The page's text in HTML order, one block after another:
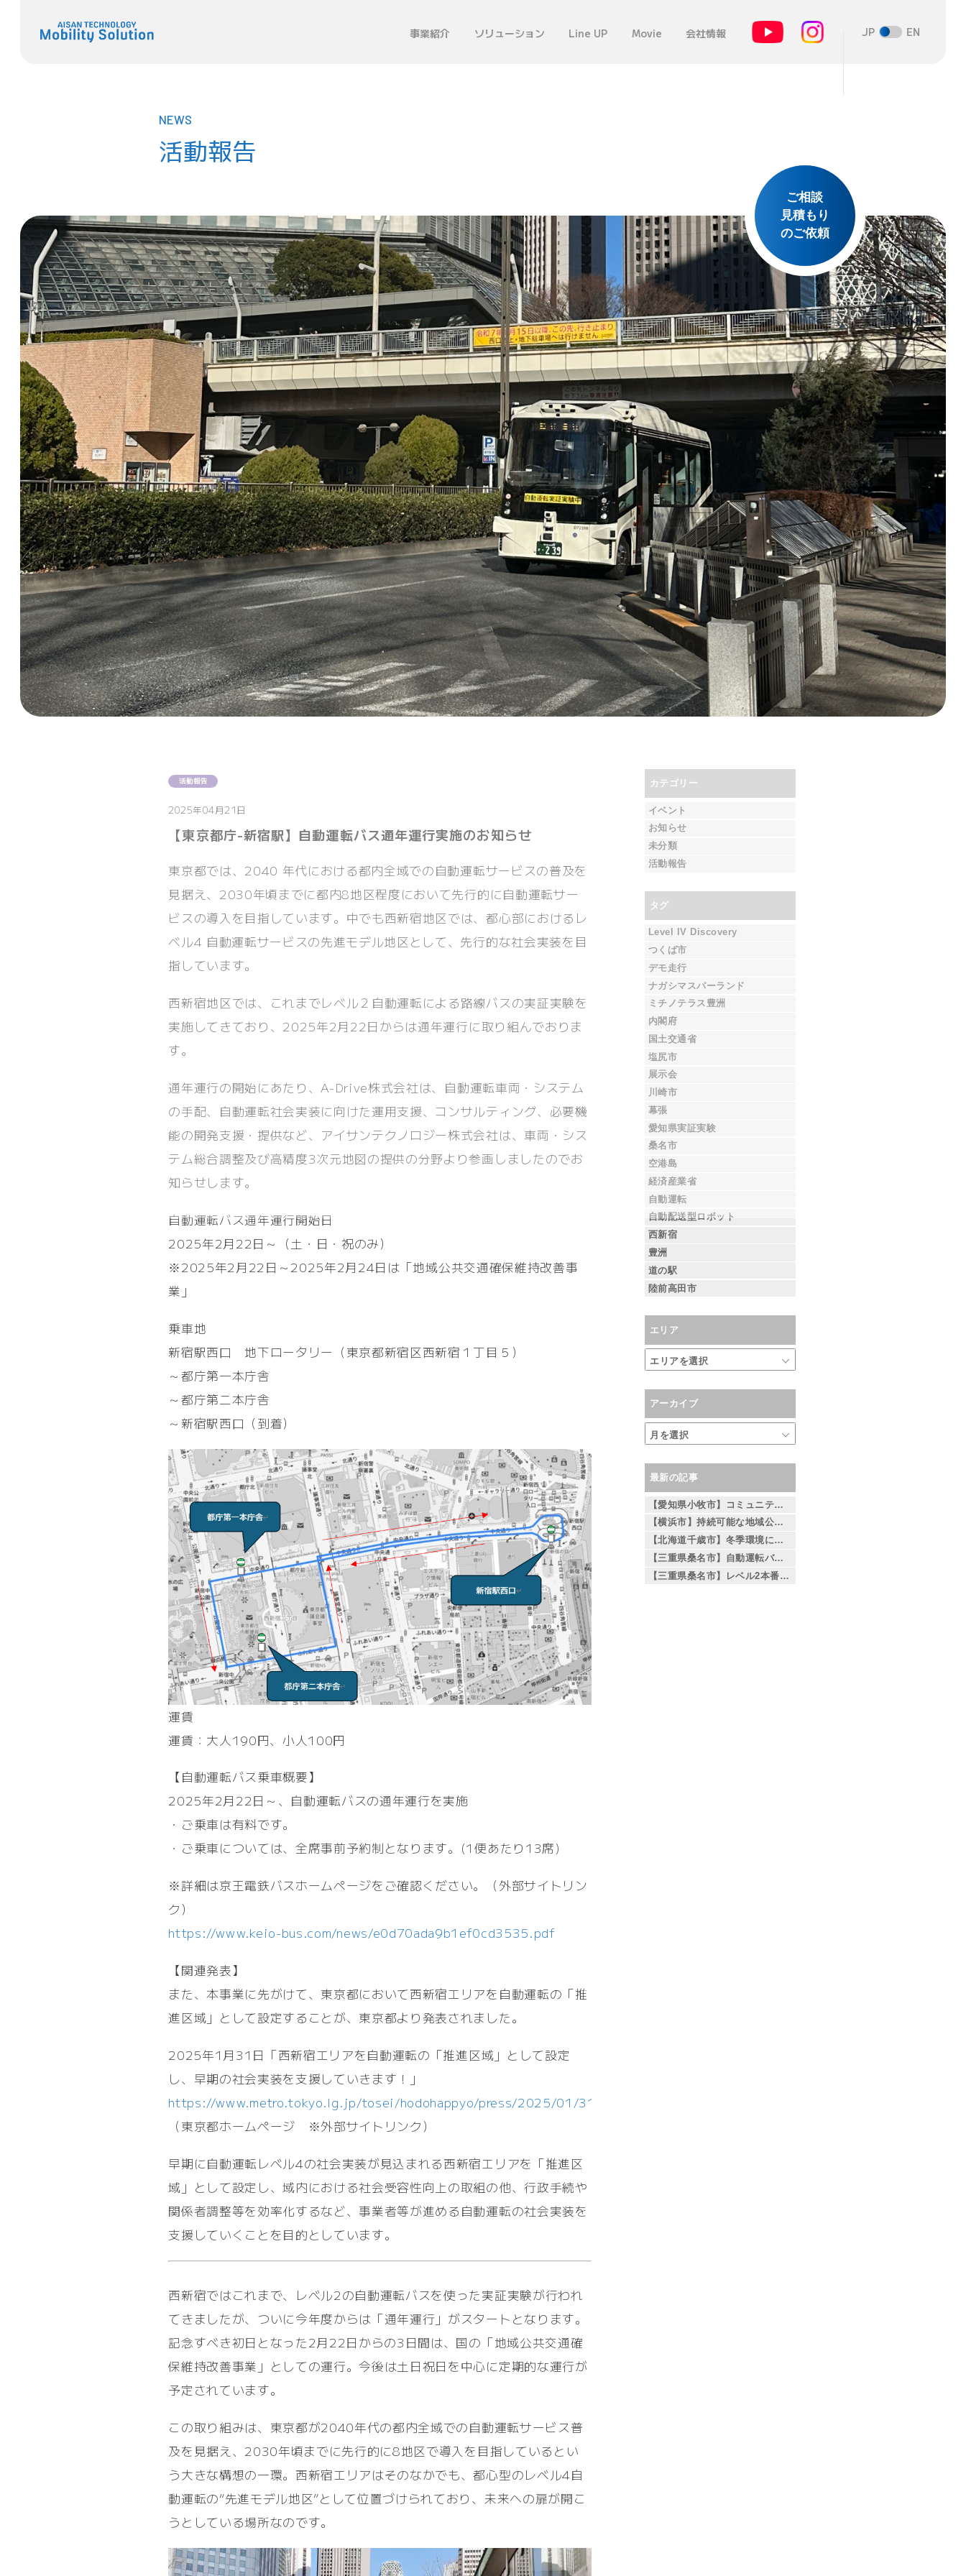
事業紹介 ソリューション Line UP Movie 会社情報 JP EN
NEWS
活動報告
ご相談
見積もり
のご依頼
活動報告
2025年04月21日
【東京都庁-新宿駅】自動運転バス通年運行実施のお知らせ
東京都では、2040 年代における都内全域での自動運転サービスの普及を
見据え、2030年頃までに都内8地区程度において先行的に自動運転サー
ビスの導入を目指しています。中でも西新宿地区では、都心部におけるレ
ベル4 自動運転サービスの先進モデル地区として、先行的な社会実装を目
指しています。
西新宿地区では、これまでレベル２自動運転による路線バスの実証実験を
実施してきており、2025年2月22日からは通年運行に取り組んでおりま
す。
通年運行の開始にあたり、A-Drive株式会社は、自動運転車両・システム
の手配、自動運転社会実装に向けた運用支援、コンサルティング、必要機
能の開発支援・提供など、アイサンテクノロジー株式会社は、車両・シス
テム総合調整及び高精度3次元地図の提供の分野より参画しましたのでお
知らせします。
自動運転バス通年運行開始日
2025年2月22日～（土・日・祝のみ）
※2025年2月22日～2025年2月24日は「地域公共交通確保維持改善事
業」
乗車地
新宿駅西口 地下ロータリー（東京都新宿区西新宿１丁目５）
～都庁第一本庁舎
～都庁第二本庁舎
～新宿駅西口（到着）
運賃
運賃：大人190円、小人100円
【自動運転バス乗車概要】
2025年2月22日～、自動運転バスの通年運行を実施
・ご乗車は有料です。
・ご乗車については、全席事前予約制となります。(1便あたり13席)
※詳細は京王電鉄バスホームページをご確認ください。（外部サイトリン
ク）
https://www.keio-bus.com/news/e0d70ada9b1ef0cd3535.pdf
【関連発表】
また、本事業に先がけて、東京都において西新宿エリアを自動運転の「推
進区域」として設定することが、東京都より発表されました。
2025年1月31日「西新宿エリアを自動運転の「推進区域」として設定
し、早期の社会実装を支援していきます！」
https://www.metro.tokyo.lg.jp/tosei/hodohappyo/press/2025/01/31/02.html
（東京都ホームページ ※外部サイトリンク）
早期に自動運転レベル4の社会実装が見込まれる西新宿エリアを「推進区
域」として設定し、域内における社会受容性向上の取組の他、行政手続や
関係者調整等を効率化するなど、事業者等が進める自動運転の社会実装を
支援していくことを目的としています。
西新宿ではこれまで、レベル2の自動運転バスを使った実証実験が行われ
てきましたが、ついに今年度からは「通年運行」がスタートとなります。
記念すべき初日となった2月22日からの3日間は、国の「地域公共交通確
保維持改善事業」としての運行。今後は土日祝日を中心に定期的な運行が
予定されています。
この取り組みは、東京都が2040年代の都内全域での自動運転サービス普
及を見据え、2030年頃までに先行的に8地区で導入を目指しているとい
う大きな構想の一環。西新宿エリアはそのなかでも、都心型のレベル4自
動運転の“先進モデル地区”として位置づけられており、未来への扉が開こ
うとしている場所なのです。
カテゴリー
イベント
お知らせ
未分類
活動報告
タグ
Level IV Discovery
つくば市
デモ走行
ナガシマスパーランド
ミチノテラス豊洲
内閣府
国土交通省
塩尻市
展示会
川崎市
幕張
愛知県実証実験
桑名市
空港島
経済産業省
自動運転
自動配送型ロボット
西新宿
豊洲
道の駅
陸前高田市
エリア
アーカイブ
最新の記事
【愛知県小牧市】コミュニティバスへの導入を見据えた自動運転バスの検証を実施
【横浜市】持続可能な地域公共交通の実現に向けて 自動運転EVバスの実証実験を実施 ～相鉄線二俣川駅から左近山団地間を運行～
【北海道千歳市】冬季環境における自動運転バス運行の取り組みについて
【三重県桑名市】自動運転バスの 社会実装を見据えた安全性検証の取り組みについて
【三重県桑名市】レベル2本番走行の実施について — レベル4社会実装を見据えた段階的な取り組み —